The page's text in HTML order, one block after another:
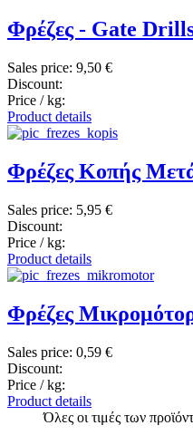
Φρέζες - Gate
Sales price: 9,50 €
Discount:
Price / kg:
Product details
Φρέζες Κοπής
Sales price: 5,95 €
Discount:
Price / kg:
Product details
Φρέζες
Sales price: 0,59 €
Discount:
Price / kg:
Product details
Όλες οι τιμές των